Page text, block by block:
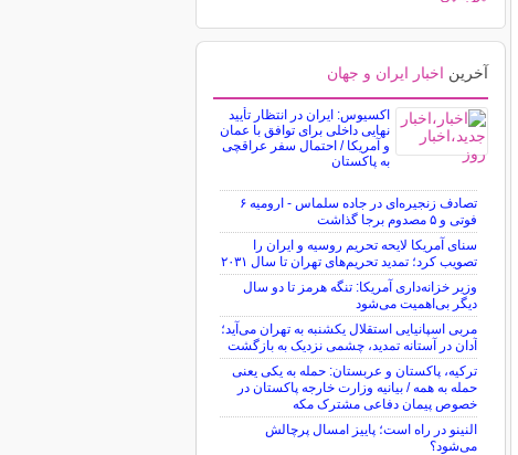
آخرین اخبار ایران و جهان
اکسیوس: ایران در انتظار تأیید
نهایی داخلی برای توافق با عمان
و آمریکا / احتمال سفر عراقچی
به پاکستان
تصادف زنجیره‌ای در جاده سلماس - ارومیه ۶
فوتی و ۵ مصدوم برجا گذاشت
سنای آمریکا لایحه تحریم روسیه و ایران را
تصویب کرد؛ تمدید تحریم‌های تهران تا سال ۲۰۳۱
وزیر خزانه‌داری آمریکا: تنگه هرمز تا دو سال
دیگر بی‌اهمیت می‌شود
مربی اسپانیایی استقلال یکشنبه به تهران می‌آید؛
آدان در آستانه تمدید، چشمی نزدیک به بازگشت
ترکیه، پاکستان و عربستان: حمله به یکی یعنی
حمله به همه / بیانیه وزارت خارجه پاکستان در
خصوص پیمان دفاعی مشترک مکه
النینو در راه است؛ پاییز امسال پرچالش
می‌شود؟